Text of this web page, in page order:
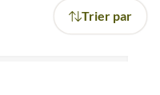
Trier par